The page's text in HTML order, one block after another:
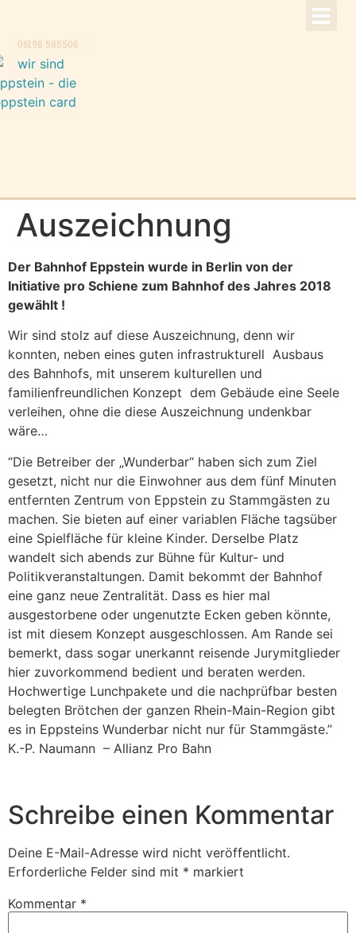
06198 585506
Auszeichnung
Der Bahnhof Eppstein wurde in Berlin von der
Initiative pro Schiene zum Bahnhof des Jahres 2018
gewählt !
Wir sind stolz auf diese Auszeichnung, denn wir
konnten, neben eines guten infrastrukturell Ausbaus
des Bahnhofs, mit unserem kulturellen und
familienfreundlichen Konzept dem Gebäude eine Seele
verleihen, ohne die diese Auszeichnung undenkbar
wäre…
“Die Betreiber der „Wunderbar“ haben sich zum Ziel
gesetzt, nicht nur die Einwohner aus dem fünf Minuten
entfernten Zentrum von Eppstein zu Stammgästen zu
machen. Sie bieten auf einer variablen Fläche tagsüber
eine Spielfläche für kleine Kinder. Derselbe Platz
wandelt sich abends zur Bühne für Kultur- und
Politikveranstaltungen. Damit bekommt der Bahnhof
eine ganz neue Zentralität. Dass es hier mal
ausgestorbene oder ungenutzte Ecken geben könnte,
ist mit diesem Konzept ausgeschlossen. Am Rande sei
bemerkt, dass sogar unerkannt reisende Jurymitglieder
hier zuvorkommend bedient und beraten werden.
Hochwertige Lunchpakete und die nachprüfbar besten
belegten Brötchen der ganzen Rhein-Main-Region gibt
es in Eppsteins Wunderbar nicht nur für Stammgäste.”
K.-P. Naumann – Allianz Pro Bahn
Schreibe einen Kommentar
Deine E-Mail-Adresse wird nicht veröffentlicht.
Erforderliche Felder sind mit * markiert
Kommentar *